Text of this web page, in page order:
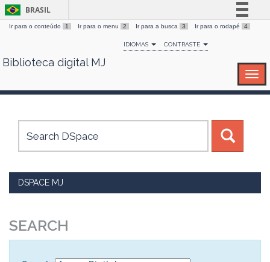
Skip
BRASIL
Simplifique!
Comunica BR
Canais
Ir para o conteúdo 1 Ir para o menu 2 Ir para a busca 3 Ir para o rodapé 4
IDIOMAS CONTRASTE
Biblioteca digital MJ
DSPACE MJ
SEARCH